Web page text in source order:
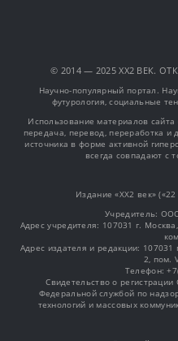
© 2014 — 2025 XX2 ВЕК.
Научно-популярный портал.
футурология, социальные
Использование материалов
передача, перевод, переработка и
источника в форме активной
всегда совпадают с
Издание «XX2 век»
Учредитель:
Адрес учредителя: 107031 г.
Адрес издателя и редакции:
2, пом.
Телефон:
Свидетельство о
Федеральной службой по
технологий и массовых